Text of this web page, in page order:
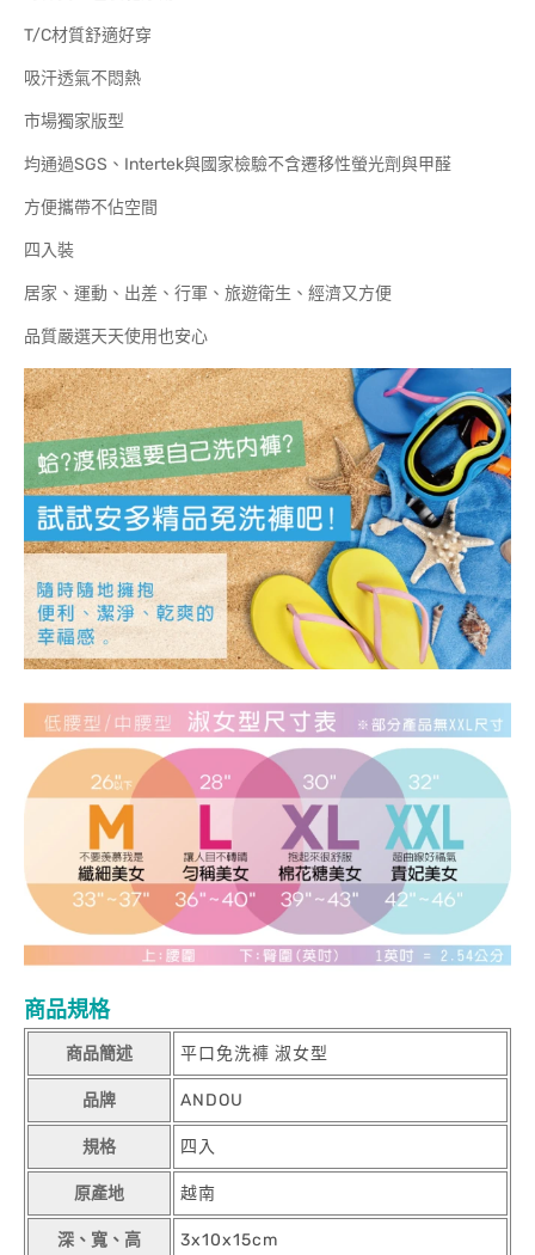
T/C材質舒適好穿
吸汗透氣不悶熱
市場獨家版型
均通過SGS、Intertek與國家檢驗不含遷移性螢光劑與甲醛
方便攜帶不佔空間
四入裝
居家、運動、出差、行軍、旅遊衛生、經濟又方便
品質嚴選天天使用也安心
商品規格
商品簡述 平口免洗褲 淑女型
品牌 ANDOU
規格 四入
原產地 越南
深、寬、高 3x10x15cm